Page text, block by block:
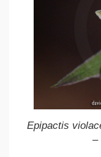
Epipactis
–